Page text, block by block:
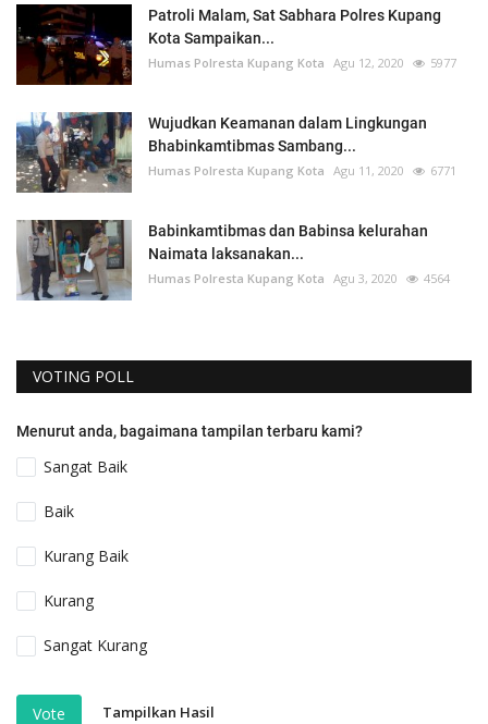
Patroli Malam, Sat Sabhara Polres Kupang
Kota Sampaikan...
Humas Polresta Kupang Kota Agu 12, 2020 5977
Wujudkan Keamanan dalam Lingkungan
Bhabinkamtibmas Sambang...
Humas Polresta Kupang Kota Agu 11, 2020 6771
Babinkamtibmas dan Babinsa kelurahan
Naimata laksanakan...
Humas Polresta Kupang Kota Agu 3, 2020 4564
VOTING POLL
Menurut anda, bagaimana tampilan terbaru kami?
Sangat Baik
Baik
Kurang Baik
Kurang
Sangat Kurang
Vote Tampilkan Hasil